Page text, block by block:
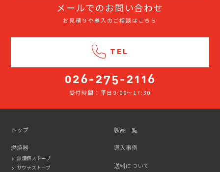
メールでのお問い合わせ
お見積りや導入のご相談はこちら
TEL
受付時間：平日9:00～17:30
トップ
燃焼器
無煙薪ストーブ
サウナストーブ
製品一覧
導入事例
送料について